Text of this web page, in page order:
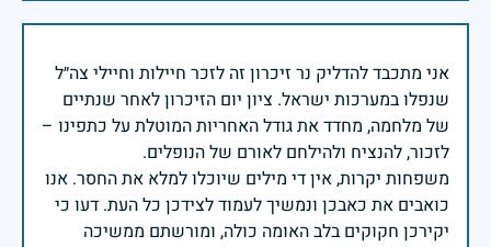
אני מתכבד להדליק נר זיכרון זה לזכר חיילות וחיילי צה״ל
שנפלו במערכות ישראל. ציון יום הזיכרון לאחר שנתיים
של מלחמה, מחדד את גודל האחריות המוטלת על כתפינו –
משפחות יקרות, אין די מילים שיוכלו למלא את החסר. אנו
כואבים את כאבכן ונמשיך לעמוד לצידכן כל העת. דעו כי
יקירכן חקוקים בלב האומה כולה, ומורשתם ממשיכה